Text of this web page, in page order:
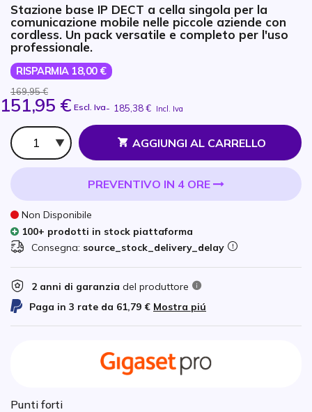
Stazione base IP DECT a cella singola per la
comunicazione mobile nelle piccole aziende con
cordless. Un pack versatile e completo per l'uso
professionale.
RISPARMIA 18,00 €
169,95 €
151,95 € Escl. Iva- 185,38 € Incl. Iva
Qtà
AGGIUNGI AL CARRELLO
PREVENTIVO IN 4 ORE
Non Disponibile
100+ prodotti in stock piattaforma
Consegna: source_stock_delivery_delay
2 anni di garanzia del produttore
Paga in 3 rate da 61,79 € Mostra piú
Punti forti